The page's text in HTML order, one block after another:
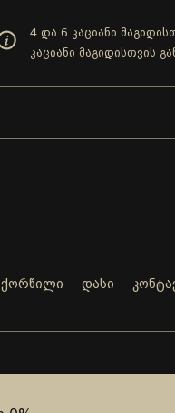
4 და 6 კაციანი
კაციანი მაგიდისთვის
ქორწილი დასი
ტელ: